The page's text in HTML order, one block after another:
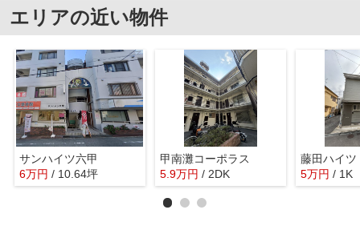
エリアの近い物件
サンハイツ六甲
6万円 / 10.64坪
甲南灘コーポラス
5.9万円 / 2DK
藤田ハイツ
5万円 / 1K